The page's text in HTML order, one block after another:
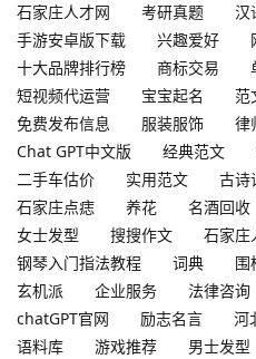
石家庄人才网
考研真题 汉
手游安卓版下载
兴趣爱好
十大品牌排行榜
商标交易
短视频代运营
宝宝起名 范
免费发布信息
服装服饰 律
Chat GPT中文版
经典范文
二手车估价
实用范文 古诗
石家庄点痣
养花 名酒回收
女士发型
搜搜作文
石家庄
钢琴入门指法教程
词典 围
玄机派
企业服务 法律咨询
chatGPT官网
励志名言 河
语料库
游戏推荐 男士发型